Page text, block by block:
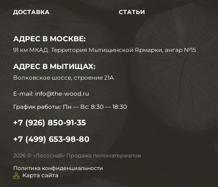
ДОСТАВКА СТАТЬИ
АДРЕС В МОСКВЕ:
91 км МКАД. Территория Мытищинской Ярмарки, ангар №15
АДРЕС В МЫТИЩАХ:
Волковское шоссе, строение 21А
E-mail: info@the-wood.ru
График работы: Пн — Вс: 8:30 — 18:30
+7 (926) 850-91-35
+7 (499) 653-98-80
2026 © «Лесоснаб» Продажа пиломатериалов
Политика конфиденциальности
Карта сайта